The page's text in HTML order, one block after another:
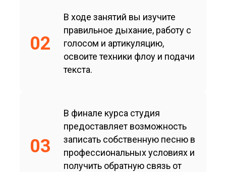
02
В ходе занятий вы изучите
правильное дыхание, работу с
голосом и артикуляцию,
освоите техники флоу и подачи
текста.
03
В финале курса студия
предоставляет возможность
записать собственную песню в
профессиональных условиях и
получить обратную связь от